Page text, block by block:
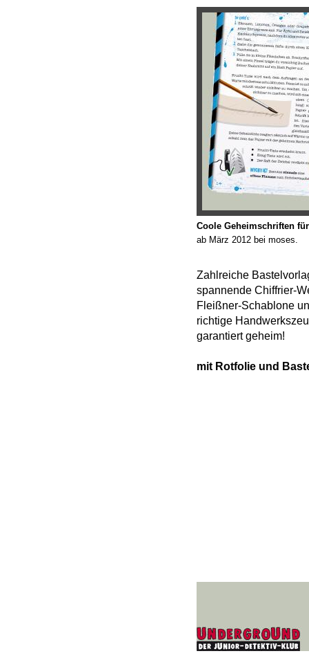
Coole Geheimschriften
ab März 2012 bei moses.
Zahlreiche
spannende Chiffrier-
Fleißner-Schablone
richtige
garantiert geheim!
mit Rotfolie und